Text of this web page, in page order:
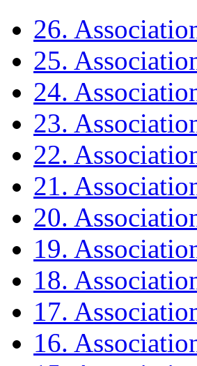
26.
25.
24.
23.
22.
21.
20.
19.
18.
17.
16.